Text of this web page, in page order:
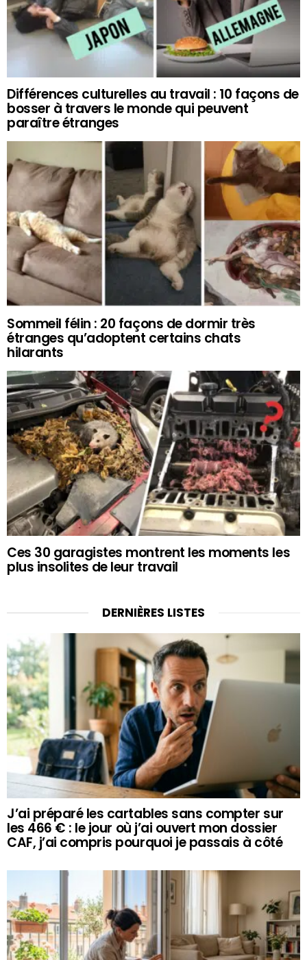
Différences culturelles au travail : 10 façons de
bosser à travers le monde qui peuvent
paraître étranges
Sommeil félin : 20 façons de dormir très
étranges qu’adoptent certains chats
hilarants
Ces 30 garagistes montrent les moments les
plus insolites de leur travail
DERNIÈRES LISTES
J’ai préparé les cartables sans compter sur
les 466 € : le jour où j’ai ouvert mon dossier
CAF, j’ai compris pourquoi je passais à côté